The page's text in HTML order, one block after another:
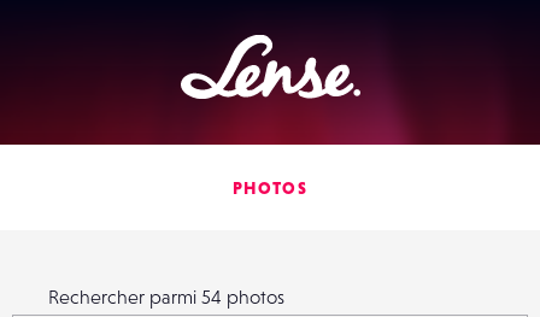
Lense
PHOTOS
Rechercher parmi 54 photos